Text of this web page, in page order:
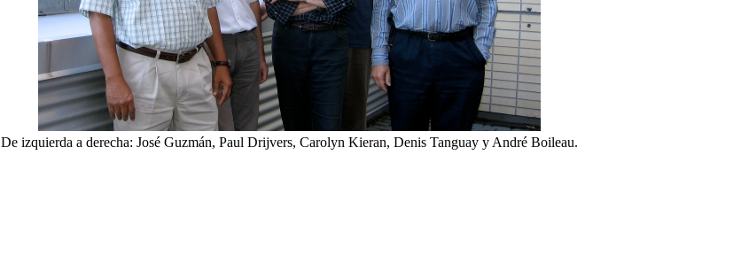
De izquierda a derecha: José Guzmán, Paul Drijvers, Carolyn Kieran, Denis Tanguay y André Boileau.